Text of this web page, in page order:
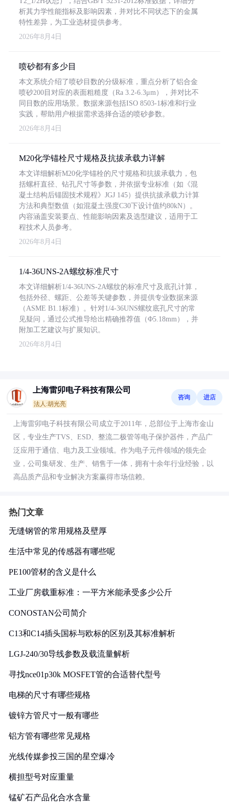
析其力学性能指标及影响因素，并对比不同状态下的金属
特性差异，为工业选材提供参考。
2026年8月4日
喷砂都有多少目
本文系统介绍了喷砂目数的分级标准，重点分析了铝合金
喷砂200目对应的表面粗糙度（Ra 3.2-6.3μm），并对比不
同目数的应用场景。数据来源包括ISO 8503-1标准和行业
实践，帮助用户根据需求选择合适的喷砂参数。
2026年8月4日
M20化学锚栓尺寸规格及抗拔承载力详解
本文详细解析M20化学锚栓的尺寸规格和抗拔承载力，包
括螺杆直径、钻孔尺寸等参数，并依据专业标准（如《混
凝土结构后锚固技术规程》JGJ 145）提供抗拔承载力计算
方法和典型数值（如混凝土强度C30下设计值约80kN）。
内容涵盖安装要点、性能影响因素及选型建议，适用于工
程技术人员参考。
2026年8月4日
1/4-36UNS-2A螺纹标准尺寸
本文详细解析1/4-36UNS-2A螺纹的标准尺寸及底孔计算，
包括外径、螺距、公差等关键参数，并提供专业数据来源
（ASME B1.1标准）。针对1/4-36UNS螺纹底孔尺寸的常
见疑问，通过公式推导给出精确推荐值（Φ5.18mm），并
附加工艺建议与扩展知识。
2026年8月4日
上海雷卯电子科技有限公司
法人:胡光亮
咨询 进店
上海雷卯电子科技有限公司成立于2011年，总部位于上海市金山
区，专业生产TVS、ESD、整流二极管等电子保护器件，产品广
泛应用于通信、电力及工业领域。作为电子元件领域的领先企
业，公司集研发、生产、销售于一体，拥有十余年行业经验，以
高品质产品和专业解决方案赢得市场信赖。
热门文章
无缝钢管的常用规格及壁厚
生活中常见的传感器有哪些呢
PE100管材的含义是什么
工业厂房载重标准：一平方米能承受多少公斤
CONOSTAN公司简介
C13和C14插头国标与欧标的区别及其标准解析
LGJ-240/30导线参数及载流量解析
寻找nce01p30k MOSFET管的合适替代型号
电梯的尺寸有哪些规格
镀锌方管尺寸一般有哪些
铝方管有哪些常见规格
光线传媒参投三国的星空爆冷
横担型号对应重量
锰矿石产品化合水含量